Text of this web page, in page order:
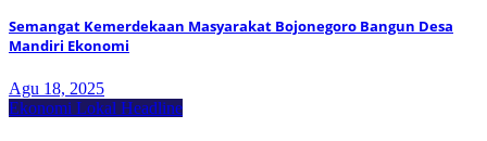
Semangat Kemerdekaan Masyarakat Bojonegoro Bangun Desa
Mandiri Ekonomi
Agu 18, 2025
Ekonomi Lokal Headline